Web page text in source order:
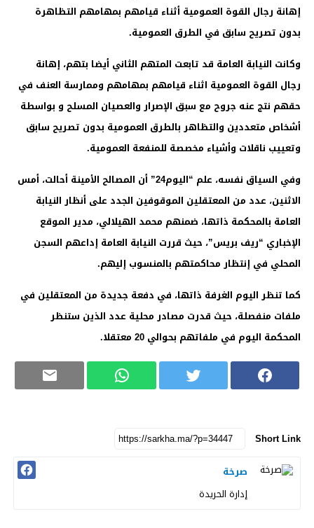
إهانة رجال القوة العمومية أثناء قيامهم بمهامهم التظاهرة
بدون تصريح سابق في الطرق العمومية.
وكانت النيابة العامة قد تابعت المتهم الثاني أيضا بتهم، إهانة
رجال القوة العمومية اثناء قيامهم بمهامهم وممارسة العنف في
حقهم نتج عنه جروح مع سبق الإصرار والعصيان المسلح و بواسطة
أشخاص متعددين والتظاهر بالطرق العمومية بدون تصريح سابق
وتعييب ناقلات وأشياء مخصصة للمنفعة العمومية.
وفي السياق نفسه، علم “اليوم24” أن المصالح الأمينة أحالت، أمس
الاثنين، عدد من المعتقلين الموقوفين الجدد على أنظار النيابة
العامة بالمحكمة ذاتها، ضمنهم محمد الهيلالي، مدير الموقع
الإخباري “ريف بريس”، حيث قررت النيابة العامة إداعهم السجن
المحلي في إنتظار محاكمتهم بالمنسوب إليهم.
كما تنظر اليوم الغرفة ذاتها، في دفعة جديدة من المعتقلين في
ملفات منفصلة، حيث قدرت مصادر محلية عدد الذين ستنظر
المحكمة اليوم في ملفاتهم بحوالي 20 معتقلا.
Short Link
صرخة
إدارة الحريدة